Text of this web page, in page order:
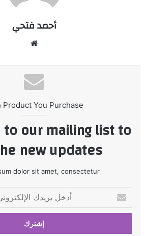
أحمد فتحي
Product You Purchase
our mailing list to
new updates!
dolor sit amet, consectetur.
بريدك
الإلكتروني